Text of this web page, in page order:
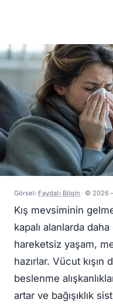
Görsel: Faydalı Bilgin · © 2026
Kış mevsiminin
kapalı alanlarda
hareketsiz yaşam,
hazırlar. Vücut kışın
beslenme
artar ve bağışıklık